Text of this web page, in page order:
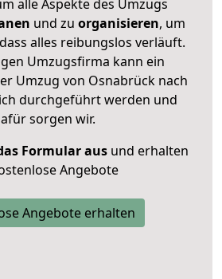
alle Aspekte des Umzugs
und zu organisieren, um
alles reibungslos verläuft.
Umzugsfirma kann ein
Umzug von Osnabrück nach
durchgeführt werden und
sorgen wir.
Formular ausund erhalten
Angebote
Angebote erhalten